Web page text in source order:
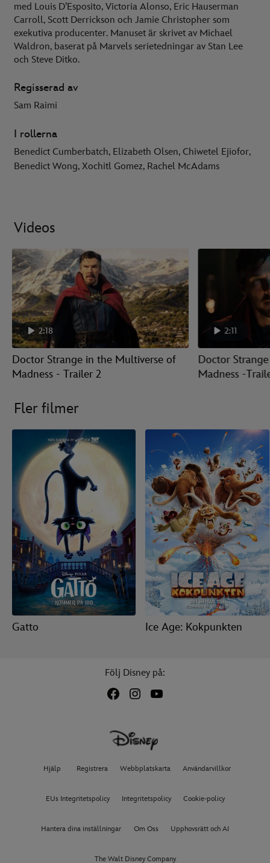
med Louis D’Esposito, Victoria Alonso, Eric Hauserman
Carroll, Scott Derrickson och Jamie Christopher som
exekutiva producenter. Manuset är skrivet av Michael
Waldron, baserat på Marvels serietedningar av Stan Lee
och Steve Ditko.
Regisserad av
Sam Raimi
I rollerna
Benedict Cumberbatch, Elizabeth Olsen, Chiwetel Ejiofor,
Benedict Wong, Xochitl Gomez, Rachel McAdams
Videos
2:18
Doctor Strange in the Multiverse of
Madness - Trailer 2
2:11
Doctor
Madness -
Fler filmer
Gatto Ice Age: Kokpunkten
Följ Disney på:
Hjälp Registrera Webbplatskarta Användarvillkor
EUs Integritetspolicy Integritetspolicy Cookie-policy
Hantera dina inställningar Om Oss Upphovsrätt och AI
The Walt Disney Company